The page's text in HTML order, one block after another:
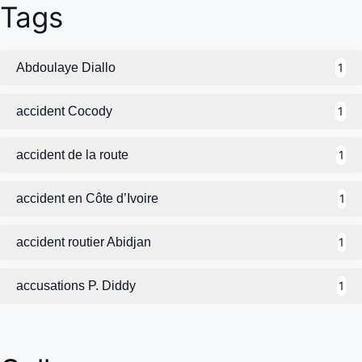
Tags
Abdoulaye Diallo 1
accident Cocody 1
accident de la route 1
accident en Côte d’Ivoire 1
accident routier Abidjan 1
accusations P. Diddy 1